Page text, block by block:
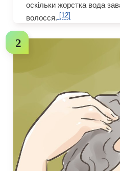
оскільки жорстка вода
волосся. [12]